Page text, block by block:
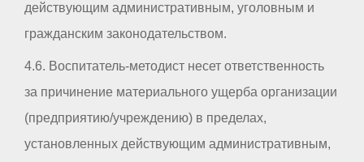
действующим административным, уголовным и
гражданским законодательством.
4.6. Воспитатель-методист несет ответственность
за причинение материального ущерба организации
(предприятию/учреждению) в пределах,
установленных действующим административным,